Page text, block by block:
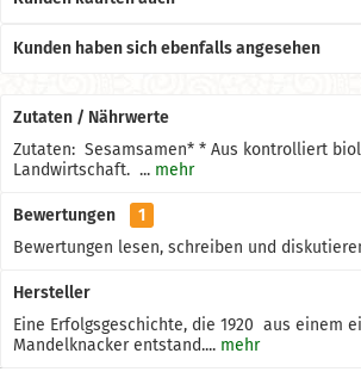
Kunden haben sich ebenfalls angesehen
Zutaten / Nährwerte
Zutaten: Sesamsamen* * Aus kontrolliert
Landwirtschaft. ... mehr
Bewertungen
1
Bewertungen lesen, schreiben und
Hersteller
Eine Erfolgsgeschichte, die 1920 aus einem
Mandelknacker entstand.... mehr